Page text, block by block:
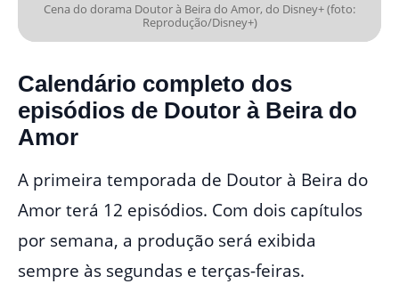
Cena do dorama Doutor à Beira do Amor, do Disney+ (foto:
Reprodução/Disney+)
Calendário completo dos
episódios de Doutor à Beira do
Amor
A primeira temporada de Doutor à Beira do
Amor terá 12 episódios. Com dois capítulos
por semana, a produção será exibida
sempre às segundas e terças-feiras.